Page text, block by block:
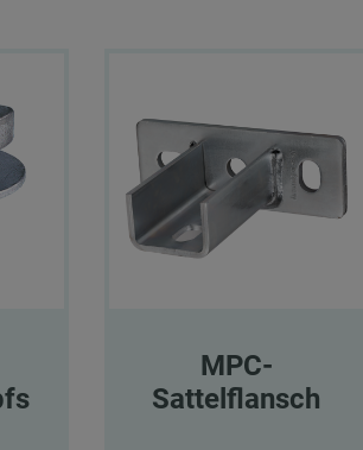
MPC-
Sattelflansch